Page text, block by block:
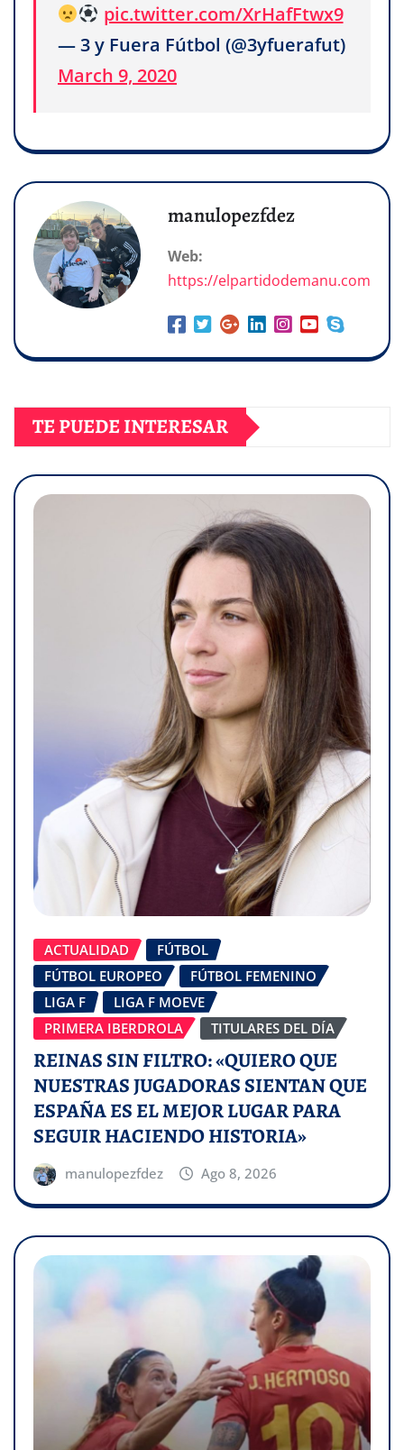
pic.twitter.com/XrHafFtwx9
— 3 y Fuera Fútbol (@3yfuerafut)
March 9, 2020
manulopezfdez
Web:
https://elpartidodemanu.com
TE PUEDE INTERESAR
ACTUALIDAD
FÚTBOL
FÚTBOL EUROPEO
FÚTBOL FEMENINO
LIGA F
LIGA F MOEVE
PRIMERA IBERDROLA
TITULARES DEL DÍA
REINAS SIN FILTRO: «QUIERO QUE
NUESTRAS JUGADORAS SIENTAN QUE
ESPAÑA ES EL MEJOR LUGAR PARA
SEGUIR HACIENDO HISTORIA»
manulopezfdez Ago 8, 2026